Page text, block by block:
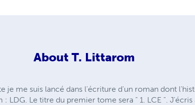
About T. Littarom
je me suis lancé dans l'écriture d'un roman dont
: LDG. Le titre du premier tome sera " 1. LCE ".